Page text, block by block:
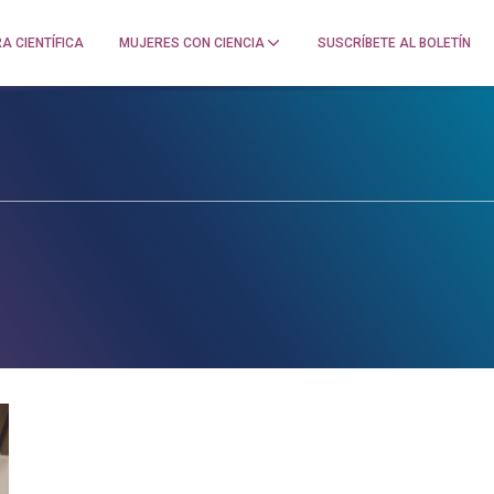
CIENTÍFICA MUJERES CON CIENCIA SUSCRÍBETE AL BOLETÍN